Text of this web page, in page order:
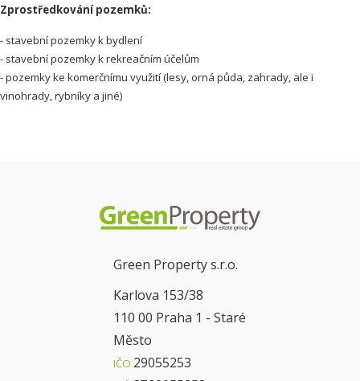
Zprostředkování pozemků:
- stavební pozemky k bydlení
- stavební pozemky k rekreačním účelům
- pozemky ke komerčnímu využití (lesy, orná půda, zahrady, ale i
vinohrady, rybníky a jiné)
Green Property s.r.o.
Karlova 153/38
110 00 Praha 1 - Staré
Město
IČO 29055253